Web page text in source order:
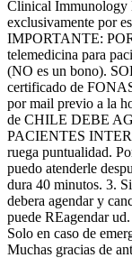
Clinical Immunology
exclusivamente por
IMPORTANTE:
telemedicina para
(NO es un bono).
certificado de
por mail previo a la
de CHILE DEBE
PACIENTES
ruega puntualidad.
puedo atenderle
dura 40 minutos. 3.
debera agendar y
puede REagendar
Solo en caso de
Muchas gracias de